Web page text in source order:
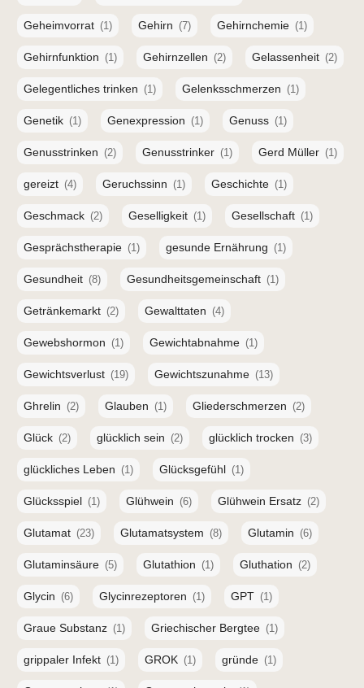
Geheimvorrat (1) Gehirn (7) Gehirnchemie (1)
Gehirnfunktion (1) Gehirnzellen (2) Gelassenheit (2)
Gelegentliches trinken (1) Gelenksschmerzen (1)
Genetik (1) Genexpression (1) Genuss (1)
Genusstrinken (2) Genusstrinker (1) Gerd Müller (1)
gereizt (4) Geruchssinn (1) Geschichte (1)
Geschmack (2) Geselligkeit (1) Gesellschaft (1)
Gesprächstherapie (1) gesunde Ernährung (1)
Gesundheit (8) Gesundheitsgemeinschaft (1)
Getränkemarkt (2) Gewalttaten (4)
Gewebshormon (1) Gewichtabnahme (1)
Gewichtsverlust (19) Gewichtszunahme (13)
Ghrelin (2) Glauben (1) Gliederschmerzen (2)
Glück (2) glücklich sein (2) glücklich trocken (3)
glückliches Leben (1) Glücksgefühl (1)
Glücksspiel (1) Glühwein (6) Glühwein Ersatz (2)
Glutamat (23) Glutamatsystem (8) Glutamin (6)
Glutaminsäure (5) Glutathion (1) Gluthation (2)
Glycin (6) Glycinrezeptoren (1) GPT (1)
Graue Substanz (1) Griechischer Bergtee (1)
grippaler Infekt (1) GROK (1) gründe (1)